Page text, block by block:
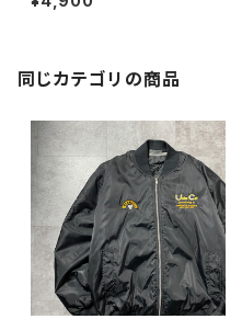
ァローチェック ヘビーフランネ
同じカテゴリの商品